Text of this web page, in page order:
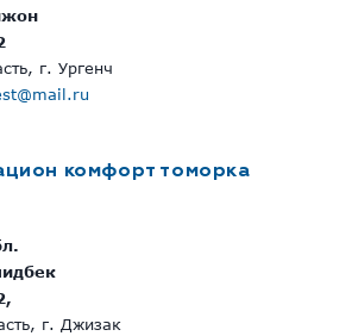
г. Ургенч
комфорт томорка
г. Джизак